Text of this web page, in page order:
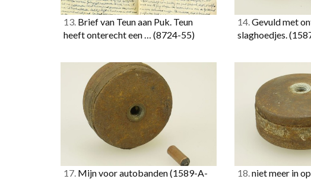
13. Brief van Teun aan Puk. Teun
heeft onterecht een … (8724-55)
14.Gevuld met
slaghoedjes.
17. Mijn voor autobanden(1589-A-
18.niet meer in